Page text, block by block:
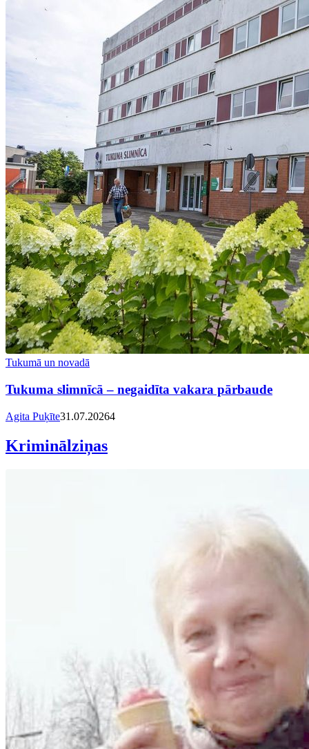
Tukumā un novadā
Tukuma slimnīcā – negaidīta vakara pārbaude
Agita Puķīte31.07.20264
Kriminālziņas